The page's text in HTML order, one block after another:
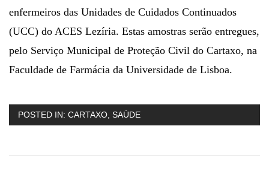
enfermeiros das Unidades de Cuidados Continuados
(UCC) do ACES Lezíria. Estas amostras serão entregues,
pelo Serviço Municipal de Proteção Civil do Cartaxo, na
Faculdade de Farmácia da Universidade de Lisboa.
POSTED IN: CARTAXO, SAÚDE